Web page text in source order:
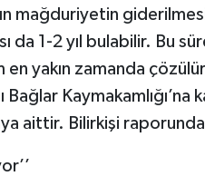
mağduriyetin giderilmesi
da 1-2 yıl bulabilir. Bu
en yakın zamanda
Bağlar
aittir. Bilirkişi